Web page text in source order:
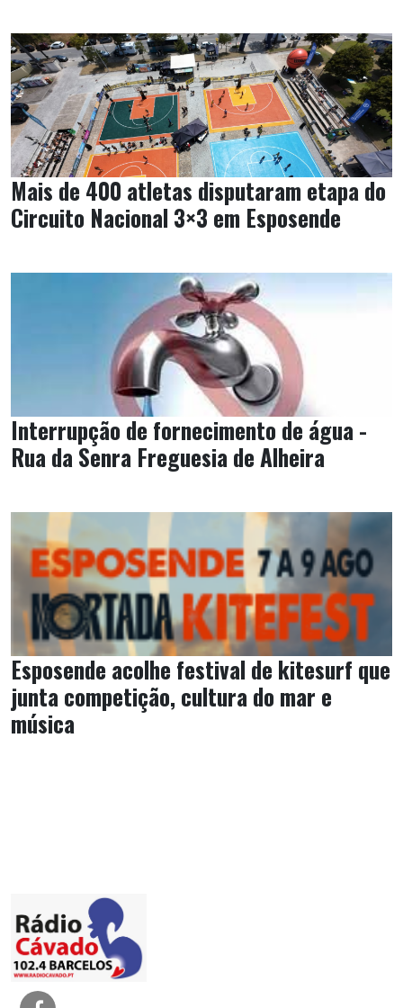
Mais de 400 atletas disputaram etapa do
Circuito Nacional 3×3 em Esposende
Interrupção de fornecimento de água -
Rua da Senra Freguesia de Alheira
Esposende acolhe festival de kitesurf que
junta competição, cultura do mar e
música